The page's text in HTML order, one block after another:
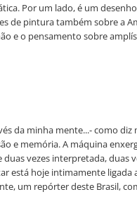
Por um lado, é um
de pintura também sobre a
e o pensamento sobre
da minha mente...- como diz
e memória. A máquina
vezes interpretada, duas
está hoje intimamente
um repórter deste Brasil,